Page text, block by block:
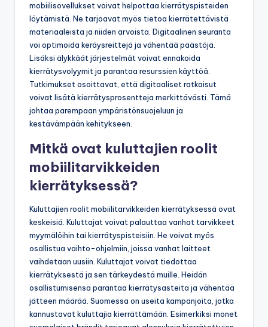
mobiilisovellukset voivat helpottaa kierrätyspisteiden
löytämistä. Ne tarjoavat myös tietoa kierrätettävistä
materiaaleista ja niiden arvoista. Digitaalinen seuranta
voi optimoida keräysreittejä ja vähentää päästöjä.
Lisäksi älykkäät järjestelmät voivat ennakoida
kierrätysvolyymit ja parantaa resurssien käyttöä.
Tutkimukset osoittavat, että digitaaliset ratkaisut
voivat lisätä kierrätysprosentteja merkittävästi. Tämä
johtaa parempaan ympäristönsuojeluun ja
kestävämpään kehitykseen.
Mitkä ovat kuluttajien roolit
mobiilitarvikkeiden
kierrätyksessä?
Kuluttajien roolit mobiilitarvikkeiden kierrätyksessä ovat
keskeisiä. Kuluttajat voivat palauttaa vanhat tarvikkeet
myymälöihin tai kierrätyspisteisiin. He voivat myös
osallistua vaihto-ohjelmiin, joissa vanhat laitteet
vaihdetaan uusiin. Kuluttajat voivat tiedottaa
kierrätyksestä ja sen tärkeydestä muille. Heidän
osallistumisensa parantaa kierrätysasteita ja vähentää
jätteen määrää. Suomessa on useita kampanjoita, jotka
kannustavat kuluttajia kierrättämään. Esimerkiksi monet